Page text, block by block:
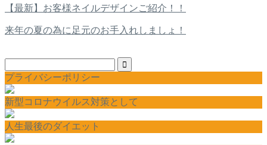
【最新】お客様ネイルデザインご紹介！！
来年の夏の為に足元のお手入れしましょ！
プライバシーポリシー
新型コロナウイルス対策として
人生最後のダイエット